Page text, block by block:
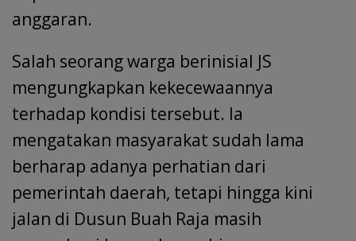
anggaran.
Salah seorang warga berinisial JS
mengungkapkan kekecewaannya
terhadap kondisi tersebut. Ia
mengatakan masyarakat sudah lama
berharap adanya perhatian dari
pemerintah daerah, tetapi hingga kini
jalan di Dusun Buah Raja masih